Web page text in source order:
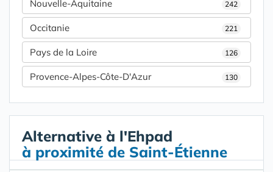
Nouvelle-Aquitaine 242
Occitanie 221
Pays de la Loire 126
Provence-Alpes-Côte-D'Azur 130
Alternative à l'Ehpad
à proximité de Saint-Étienne